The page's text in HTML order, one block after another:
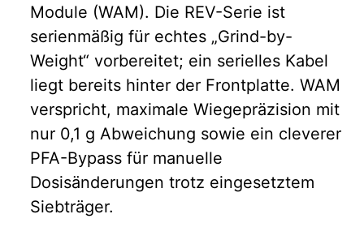
Module (WAM). Die REV-Serie ist
serienmäßig für echtes „Grind-by-
Weight“ vorbereitet; ein serielles Kabel
liegt bereits hinter der Frontplatte. WAM
verspricht, maximale Wiegepräzision mit
nur 0,1 g Abweichung sowie ein cleverer
PFA-Bypass für manuelle
Dosisänderungen trotz eingesetztem
Siebträger.